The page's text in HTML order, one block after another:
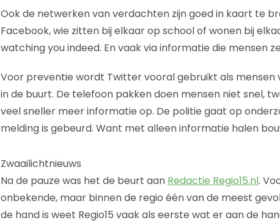
Ook de netwerken van verdachten zijn goed in kaart te
Facebook, wie zitten bij elkaar op school of wonen bij
watching you indeed. En vaak via informatie die mensen
Voor preventie wordt Twitter vooral gebruikt als
in de buurt. De telefoon pakken doen mensen niet snel,
veel sneller meer informatie op. De politie gaat op
melding is gebeurd. Want met alleen informatie halen
Zwaailichtnieuws
Na de pauze was het de beurt aan Redactie Regio15.nl.
onbekende, maar binnen de regio één van de meest
de hand is weet Regio15 vaak als eerste wat er aan de